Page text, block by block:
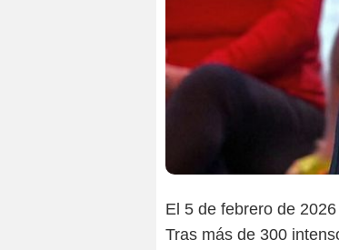
El 5 de febrero de 2026
Tras más de 300